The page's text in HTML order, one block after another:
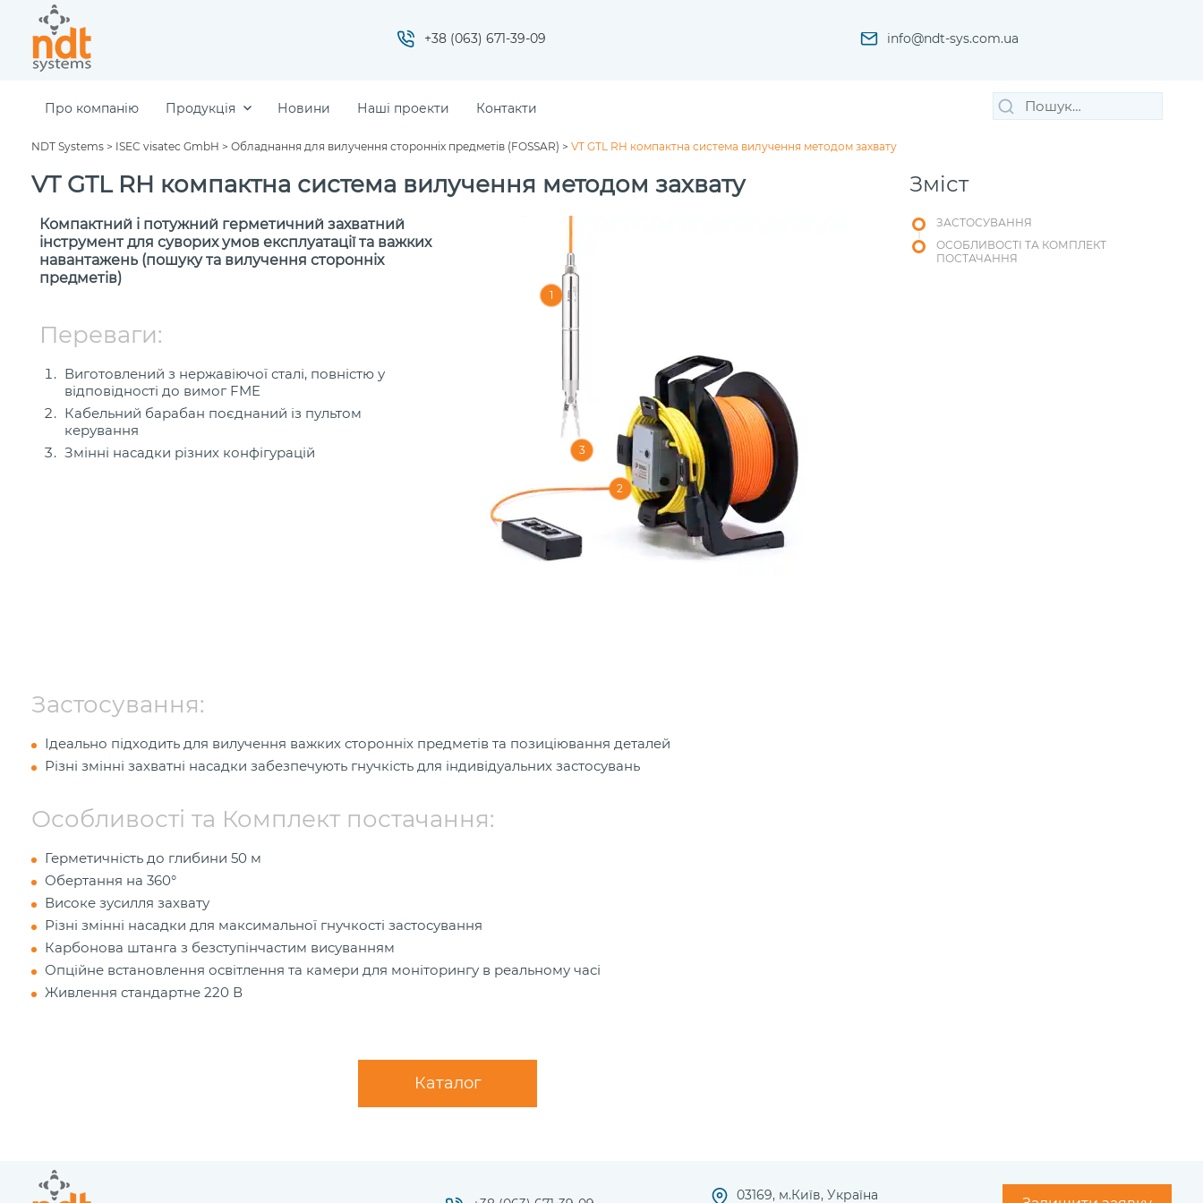
+38 (063) 671-39-09 info@ndt-sys.com.ua
Про компанію Продукція Новини Наші проекти Контакти
Пошук
за
Шукати
NDT Systems > ISEC visatec GmbH > Обладнання для вилучення сторонніх предметів (FOSSAR) > VT GTL RH компактна система вилучення методом захвату
VT GTL RH компактна система вилучення методом захвату
Компактний і потужний герметичний захватний
інструмент для суворих умов експлуатації та важких
навантажень (пошуку та вилучення сторонніх
предметів)
Переваги:
Виготовлений з нержавіючої сталі, повністю у
відповідності до вимог FME
Кабельний барабан поєднаний із пультом
керування
Змінні насадки різних конфігурацій
1
2
3
Застосування:
Ідеально підходить для вилучення важких сторонніх предметів та позиціювання деталей
Різні змінні захватні насадки забезпечують гнучкість для індивідуальних застосувань
Особливості та Комплект постачання:
Герметичність до глибини 50 м
Обертання на 360°
Високе зусилля захвату
Різні змінні насадки для максимальної гнучкості застосування
Карбонова штанга з безступінчастим висуванням
Опційне встановлення освітлення та камери для моніторингу в реальному часі
Живлення стандартне 220 В
Каталог
Зміст
ЗАСТОСУВАННЯ
ОСОБЛИВОСТІ ТА КОМПЛЕКТ
ПОСТАЧАННЯ
03169, м.Київ, Україна